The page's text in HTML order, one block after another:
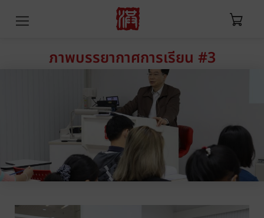
ภาพบรรยากาศการเรียน #3